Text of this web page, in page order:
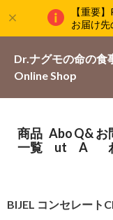
【重要
お届け
Dr.ナグモの命の
Online Shop
商品
一覧
Abo
ut
Q&
A
お
BIJEL コンセレート